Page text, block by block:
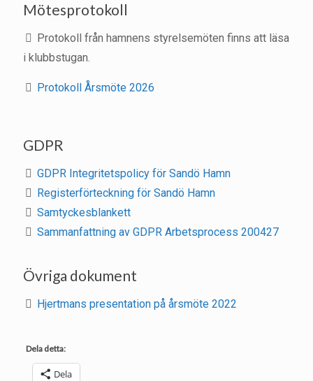
Mötesprotokoll
Protokoll från hamnens styrelsemöten finns att läsa
i klubbstugan.
Protokoll Årsmöte 2026
GDPR
GDPR Integritetspolicy för Sandö Hamn
Registerförteckning för Sandö Hamn
Samtyckesblankett
Sammanfattning av GDPR Arbetsprocess 200427
Övriga dokument
Hjertmans presentation på årsmöte 2022
Dela detta:
Dela